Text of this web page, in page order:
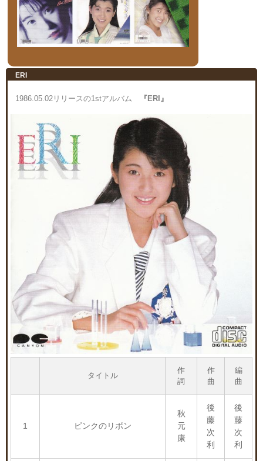
ERI
1986.05.02リリースの1stアルバム 『ERI』
タイトル
作
詞
作
曲
編
曲
1 ピンクのリボン
秋
元
康
後
藤
次
利
後
藤
次
利